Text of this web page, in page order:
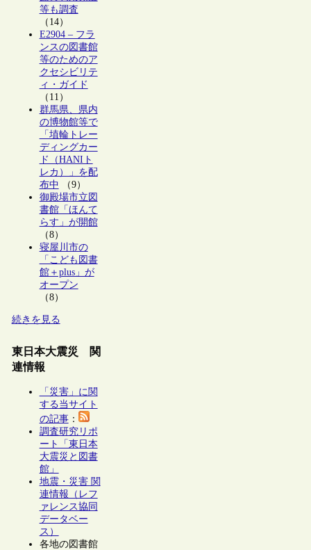
等も調査
（14）
E2904 – フラ
ンスの図書館
等のためのア
クセシビリテ
ィ・ガイド
（11）
群馬県、県内
の博物館等で
「埴輪トレー
ディングカー
ド（HANIト
レカ）」を配
布中 （9）
御殿場市立図
書館「ほんて
らす」が開館
（8）
寝屋川市の
「こども図書
館＋plus」が
オープン
（8）
続きを見る
東日本大震災 関
連情報
「災害」に関
する当サイト
の記事：
調査研究リポ
ート「東日本
大震災と図書
館」
地震・災害 関
連情報（レフ
ァレンス協同
データベー
ス）
各地の図書館